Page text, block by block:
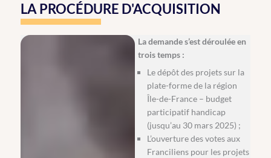
LA PROCÉDURE D'ACQUISITION
La demande s’est déroulée en
trois temps :
Le dépôt des projets sur la
plate-forme de la région
Île-de-France – budget
participatif handicap
(jusqu’au 30 mars 2025) ;
L’ouverture des votes aux
Franciliens pour les projets